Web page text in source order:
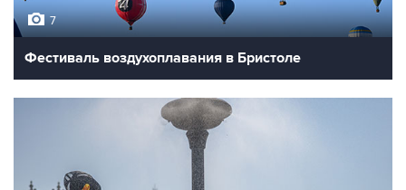
7
Фестиваль воздухоплавания в Бристоле